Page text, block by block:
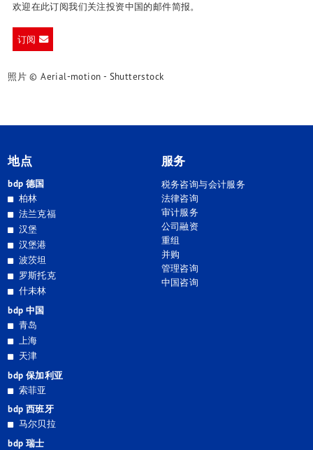
欢迎在此订阅我们关注投资中国的邮件简报。
订阅
照片 © Aerial-motion - Shutterstock
地点
bdp 德国
柏林
法兰克福
汉堡
汉堡港
波茨坦
罗斯托克
什未林
bdp 中国
青岛
上海
天津
bdp 保加利亚
索菲亚
bdp 西班牙
马尔贝拉
bdp 瑞士
服务
税务咨询与会计服务
法律咨询
审计服务
公司融资
重组
并购
管理咨询
中国咨询